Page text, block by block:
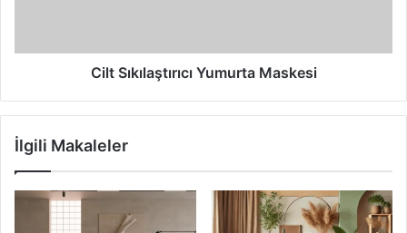
size özel bir alan oluşturarak huzurlu bir şekilde kitap
dekorasyon lambader
okuma köşesi
Cilt Sıkılaştırıcı Yumurta Maskesi
İlgili Makaleler